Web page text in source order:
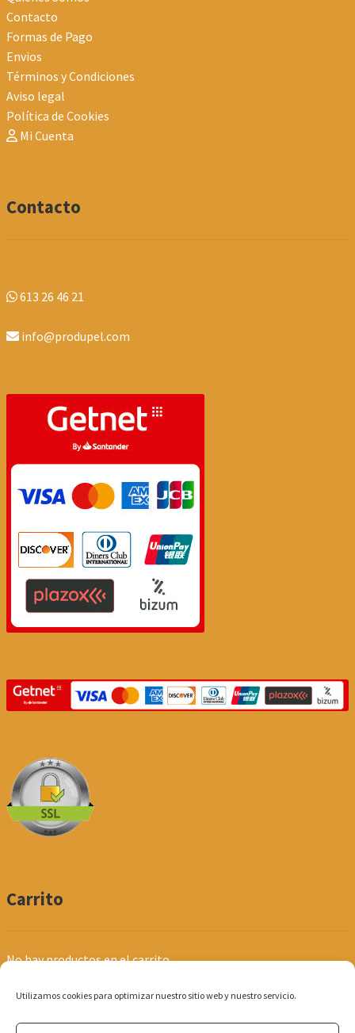
Utilizamos cookies para optimizar nuestro sitio web y nuestro servicio.
Contacto
Formas de Pago
Envios
Términos y Condiciones
Aviso legal
Política de Cookies
Mi Cuenta
Contacto
613 26 46 21
info@produpel.com
Carrito
No hay productos en el carrito.